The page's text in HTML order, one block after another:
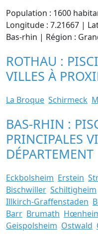
Population : 1600
Longitude : 7.21667 |
Bas-rhin | Région :
ROTHAU :
VILLES À
La Broque Schirmeck
BAS-RHIN :
PRINCIPALES
DÉPARTEMENT
Eckbolsheim Erstein
Bischwiller Schiltigheim
Illkirch-Graffenstaden
Barr Brumath
Geispolsheim Ostwald